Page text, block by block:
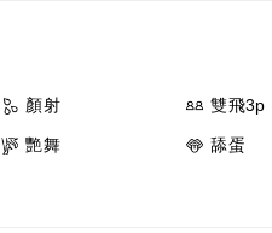
顏射 雙飛3p
艷舞 舔蛋